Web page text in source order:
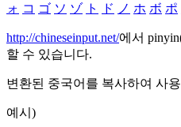
ォ コ ゴ ソ ゾ ト ド ノ ホ ボ ポ
http://chineseinput.net/에서
할 수 있습니다.
변환된 중국어를 복사하여 사
예시)